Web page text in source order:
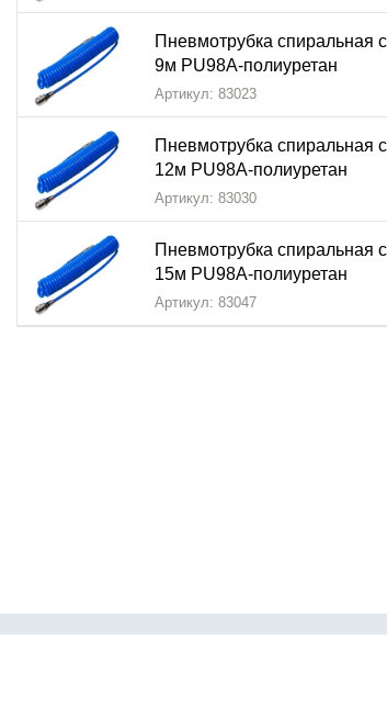
Пневмотрубка спиральная
9м PU98A-полиуретан
Артикул: 83023
Пневмотрубка спиральная
12м PU98A-полиуретан
Артикул: 83030
Пневмотрубка спиральная
15м PU98A-полиуретан
Артикул: 83047